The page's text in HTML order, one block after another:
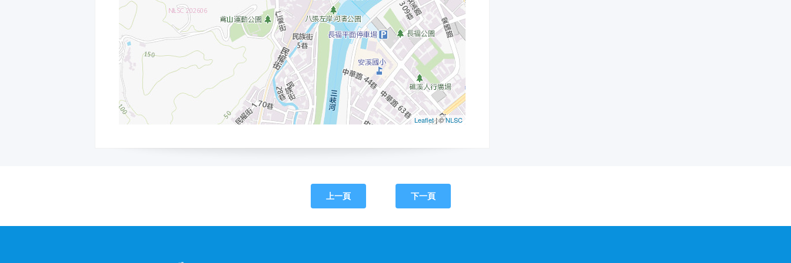
上一頁 下一頁